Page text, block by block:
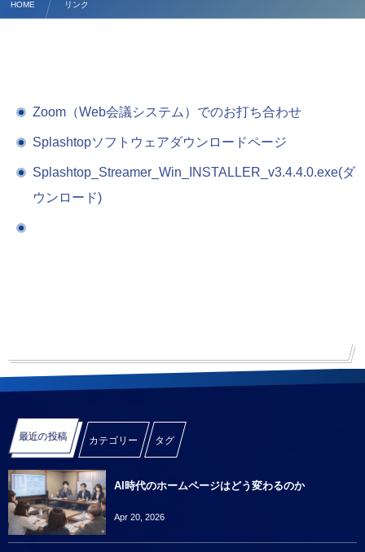
HOME リンク
Zoom（Web会議システム）でのお打ち合わせ
Splashtopソフトウェアダウンロードページ
Splashtop_Streamer_Win_INSTALLER_v3.4.4.0.exe(ダ
ウンロード)
最近の投稿 カテゴリー タグ
AI時代のホームページはどう変わるのか
Apr 20, 2026